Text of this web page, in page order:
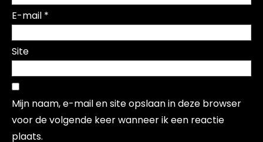
E-mail *
Site
Mijn naam, e-mail en site opslaan in deze browser
voor de volgende keer wanneer ik een reactie
plaats.